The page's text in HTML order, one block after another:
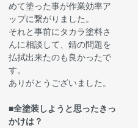
めて塗った事が作業効率ア
ップに繋がりました。
それと事前にタカラ塗料さ
んに相談して、錆の問題を
払拭出来たのも良かったで
す。
ありがとうございました。
■全塗装しようと思ったきっ
かけは？